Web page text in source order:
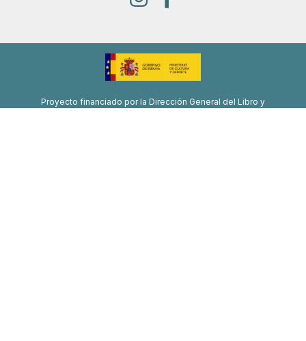
Proyecto financiado por la Dirección General del Libro y